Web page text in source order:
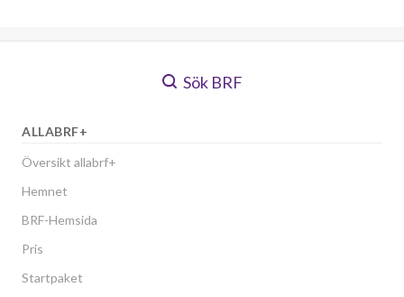
Sök BRF
ALLABRF+
Översikt allabrf+
Hemnet
BRF-Hemsida
Pris
Startpaket